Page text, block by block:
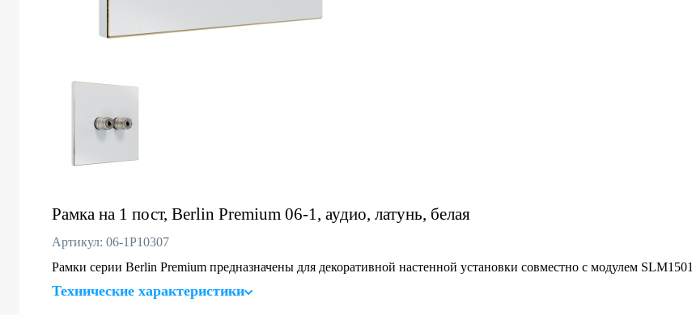
Рамка на 1 пост, Berlin Premium 06-1, аудио, латунь, белая
Артикул: 06-1P10307
Рамки серии Berlin Premium предназначены для декоративной настенной установки совместно с модулем SLM1501
Технические характеристики